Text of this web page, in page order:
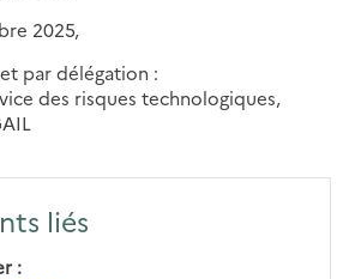
2025,
par délégation :
des risques technologiques,
liés